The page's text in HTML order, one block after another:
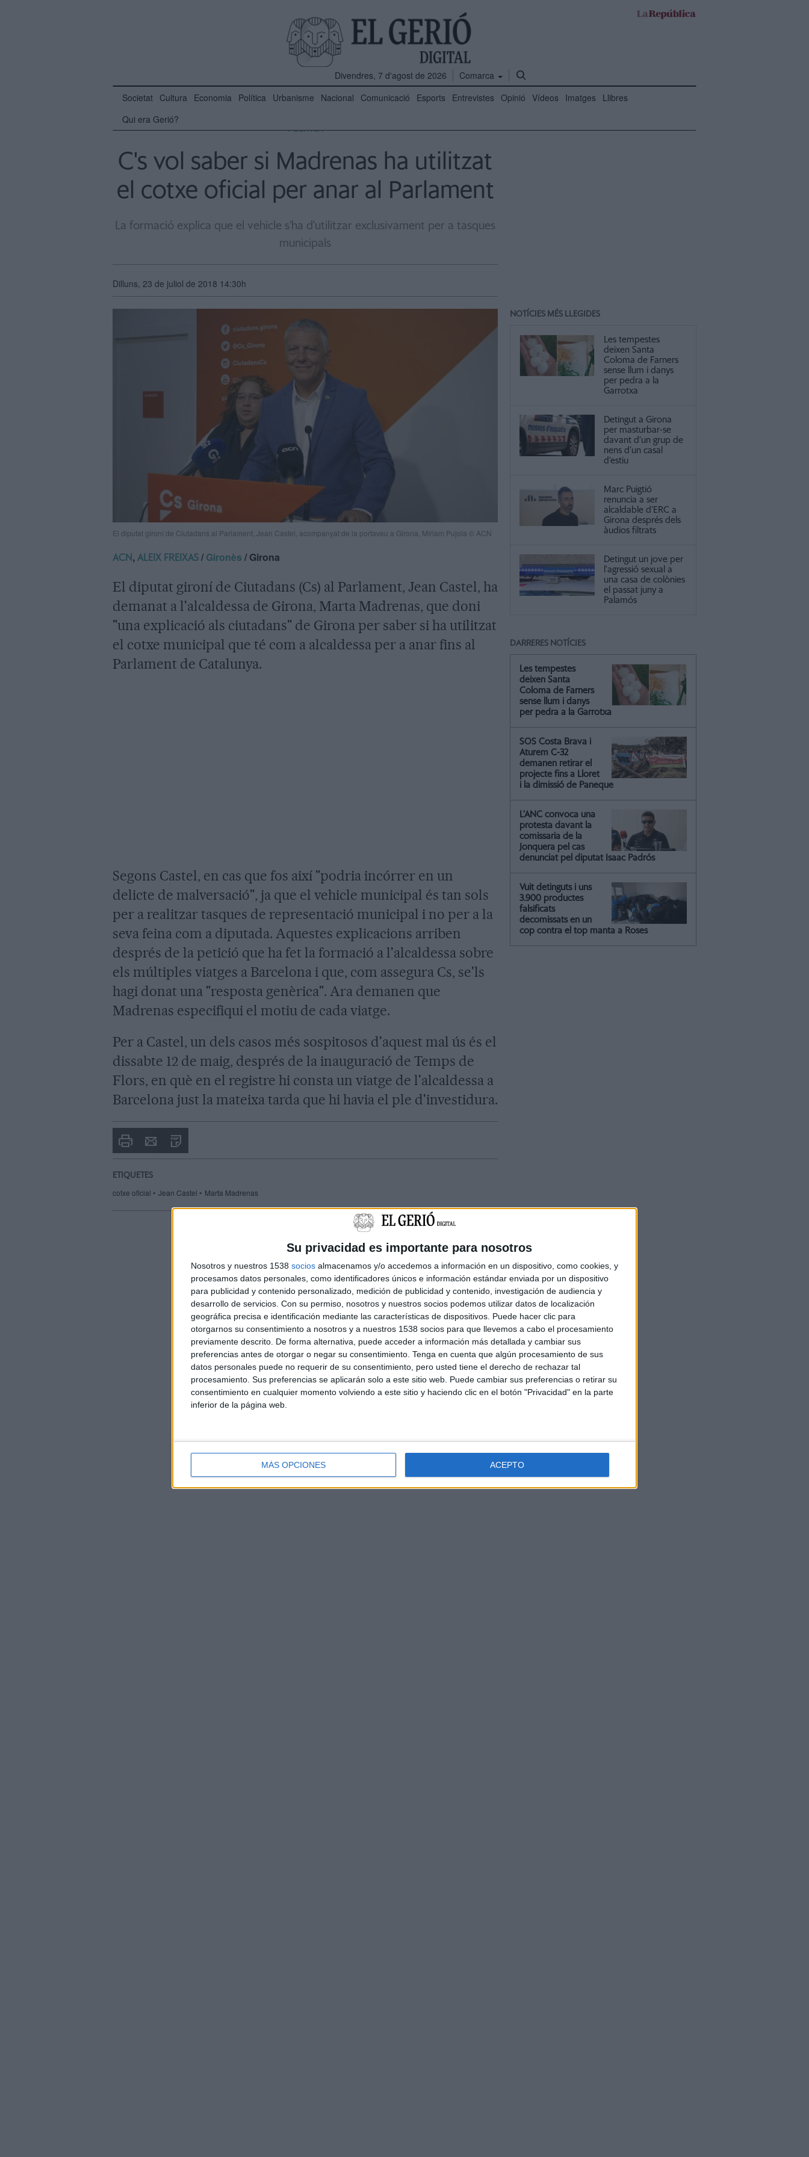
Su privacidad es importante para nosotros
Nosotros y nuestros 1538 socios almacenamos y/o accedemos a información en un dispositivo, como cookies, y
procesamos datos personales, como identificadores únicos e información estándar enviada por un dispositivo
para publicidad y contenido personalizado, medición de publicidad y contenido, investigación de audiencia y
desarrollo de servicios. Con su permiso, nosotros y nuestros socios podemos utilizar datos de localización
geográfica precisa e identificación mediante las características de dispositivos. Puede hacer clic para
otorgarnos su consentimiento a nosotros y a nuestros 1538 socios para que llevemos a cabo el procesamiento
previamente descrito. De forma alternativa, puede acceder a información más detallada y cambiar sus
preferencias antes de otorgar o negar su consentimiento. Tenga en cuenta que algún procesamiento de sus
datos personales puede no requerir de su consentimiento, pero usted tiene el derecho de rechazar tal
procesamiento. Sus preferencias se aplicarán solo a este sitio web. Puede cambiar sus preferencias o retirar su
consentimiento en cualquier momento volviendo a este sitio y haciendo clic en el botón "Privacidad" en la parte
inferior de la página web.
MÁS OPCIONES ACEPTO
Divendres, 7 d'agost de 2026
Comarca
Societat Cultura Economia Política Urbanisme Nacional Comunicació Esports Entrevistes Opinió Vídeos Imatges Llibres
Qui era Gerió?
POLÍTICA
C's vol saber si Madrenas ha utilitzat
el cotxe oficial per anar al Parlament
La formació explica que el vehicle s'ha d'utilitzar exclusivament per a tasques
municipals
Dilluns, 23 de juliol de 2018 14:30h
El diputat gironí de Ciutadans al Parlament, Jean Castel, acompanyat de la portaveu a Girona, Míriam Pujola © ACN
ACN , ALEIX FREIXAS /Gironès / Girona
El diputat gironí de Ciutadans (Cs) al Parlament, Jean Castel, ha
demanat a l'alcaldessa de Girona, Marta Madrenas, que doni
"una explicació als ciutadans" de Girona per saber si ha utilitzat
el cotxe municipal que té com a alcaldessa per a anar fins al
Parlament de Catalunya.
Segons Castel, en cas que fos així "podria incórrer en un
delicte de malversació", ja que el vehicle municipal és tan sols
per a realitzar tasques de representació municipal i no per a la
seva feina com a diputada. Aquestes explicacions arriben
després de la petició que ha fet la formació a l'alcaldessa sobre
els múltiples viatges a Barcelona i que, com assegura Cs, se'ls
hagi donat una "resposta genèrica". Ara demanen que
Madrenas especifiqui el motiu de cada viatge.
Per a Castel, un dels casos més sospitosos d'aquest mal ús és el
dissabte 12 de maig, després de la inauguració de Temps de
Flors, en què en el registre hi consta un viatge de l'alcaldessa a
Barcelona just la mateixa tarda que hi havia el ple d'investidura.
Envia
un
ETIQUETES
cotxe oficial Jean Castel Marta Madrenas
NOTÍCIES MÉS LLEGIDES
Les tempestes
deixen Santa
Coloma de Farners
sense llum i danys
per pedra a la
Garrotxa
Detingut a Girona
per masturbar-se
davant d’un grup de
nens d’un casal
d’estiu
Marc Puigtió
renuncia a ser
alcaldable d’ERC a
Girona després dels
àudios filtrats
Detingut un jove per
l'agressió sexual a
una casa de colònies
el passat juny a
Palamós
DARRERES NOTÍCIES
Les tempestes
deixen Santa
Coloma de Farners
sense llum i danys
per pedra a la Garrotxa
SOS Costa Brava i
Aturem C-32
demanen retirar el
projecte fins a Lloret
i la dimissió de Paneque
L’ANC convoca una
protesta davant la
comissaria de la
Jonquera pel cas
denunciat pel diputat Isaac Padrós
Vuit detinguts i uns
3.900 productes
falsificats
decomissats en un
cop contra el top manta a Roses